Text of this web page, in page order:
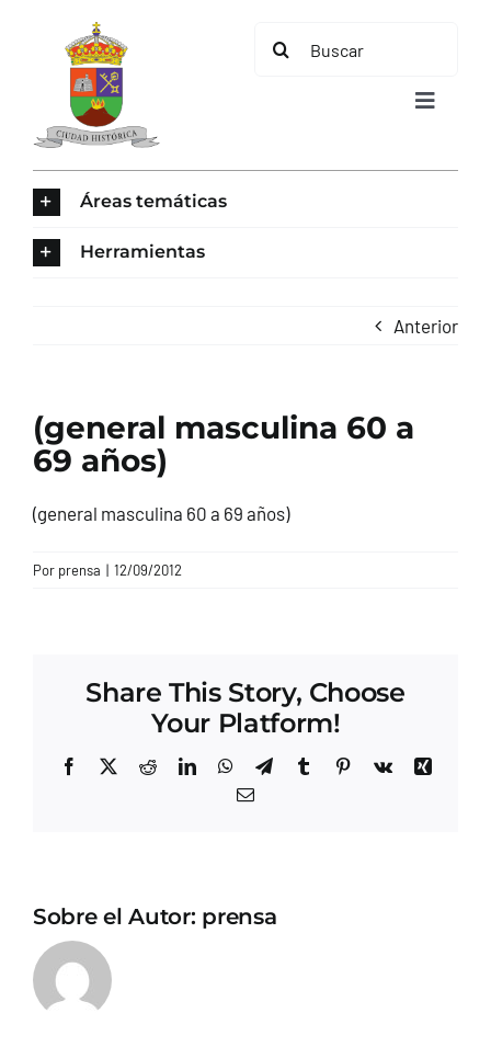
contenido
Buscar:
Toggle
TURISMO
CONTACTO
Áreas temáticas
Herramientas
Anterior
(general masculina 60 a
69 años)
(general masculina 60 a 69 años)
Por prensa | 12/09/2012
Share This Story, Choose
Your Platform!
Facebook
X RedditLinkedInWhatsApp
TelegramTumblrPinterest
Vk
Xing
Correo
Sobre el Autor: prensa